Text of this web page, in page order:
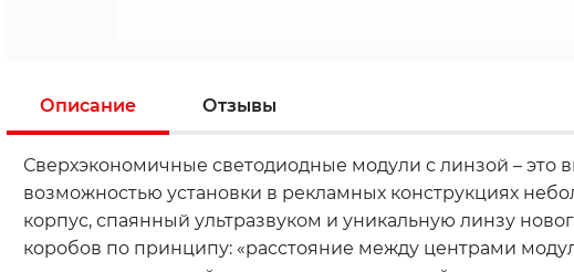
Описание Отзывы
Сверхэкономичные светодиодные модули с линзой – это
возможностью установки в рекламных конструкциях
корпус, спаянный ультразвуком и уникальную линзу
коробов по принципу: «расстояние между центрами